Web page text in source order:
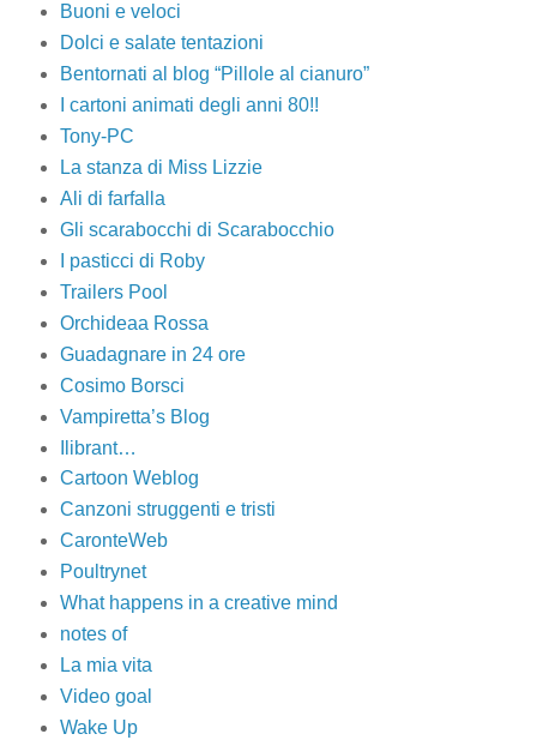
Buoni e veloci
Dolci e salate tentazioni
Bentornati al blog “Pillole al cianuro”
I cartoni animati degli anni 80!!
Tony-PC
La stanza di Miss Lizzie
Ali di farfalla
Gli scarabocchi di Scarabocchio
I pasticci di Roby
Trailers Pool
Orchideaa Rossa
Guadagnare in 24 ore
Cosimo Borsci
Vampiretta’s Blog
Ilibrant…
Cartoon Weblog
Canzoni struggenti e tristi
CaronteWeb
Poultrynet
What happens in a creative mind
notes of
La mia vita
Video goal
Wake Up